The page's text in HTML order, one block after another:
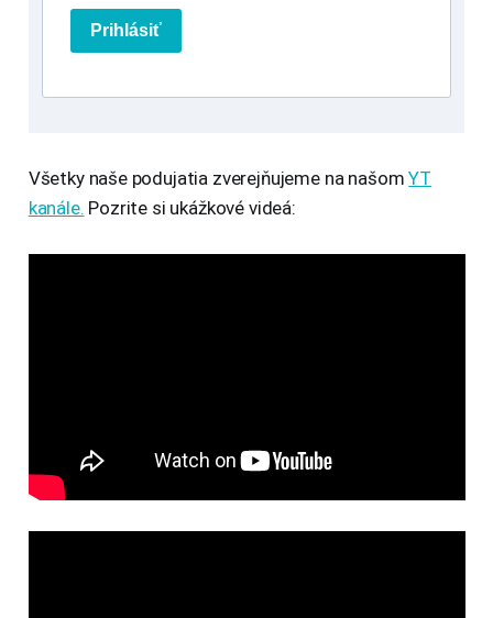
Prihlásiť
Všetky naše podujatia zverejňujeme na našomYT
kanále. Pozrite si ukážkové videá: